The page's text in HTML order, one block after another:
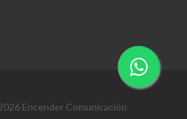
Encender Comunicación